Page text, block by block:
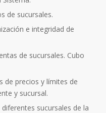
de sucursales.
e integridad de
de sucursales. Cubo
de precios y límites de
y sucursal.
sucursales de la